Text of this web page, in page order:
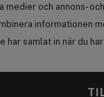
medier och annons-
informationen
har samlat in när du